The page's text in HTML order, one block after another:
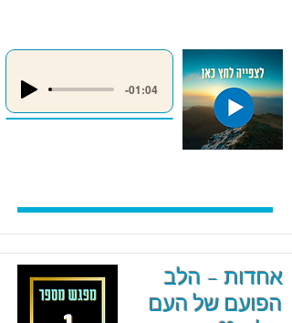
-01:04
אחדות – הלב
הפועם של העם